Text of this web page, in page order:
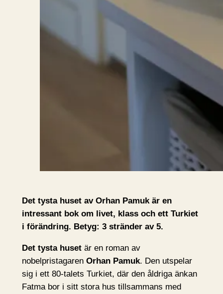
Det tysta huset av Orhan Pamuk är en
intressant bok om livet, klass och ett Turkiet
i förändring. Betyg: 3 stränder av 5.
Det tysta husetär en roman av
nobelpristagaren Orhan Pamuk. Den utspelar
sig i ett 80-talets Turkiet, där den åldriga änkan
Fatma bor i sitt stora hus tillsammans med